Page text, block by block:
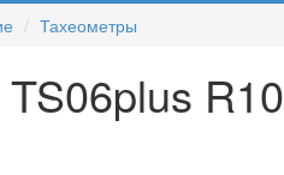
Тахеометры